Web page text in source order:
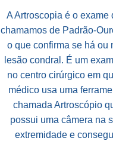
A Artroscopia é o exame
chamamos de Padrão-
o que confirma se há ou
lesão condral. É um
no centro cirúrgico em
médico usa uma
chamada Artroscópio
possui uma câmera na
extremidade e